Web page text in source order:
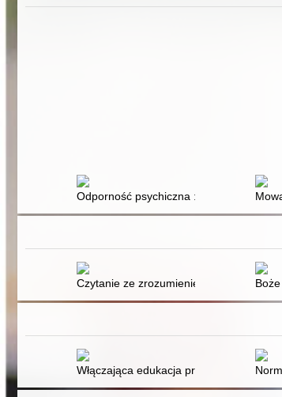
Odporność psychiczna : dręczenie,
Czytanie ze zrozumieniem i
Włączająca edukacja przedszkolna -